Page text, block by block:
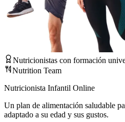
Nutricionistas con formación
Nutrition Team
Nutricionista Infantil Online
Un plan de alimentación saludable
adaptado a su edad y sus gustos.